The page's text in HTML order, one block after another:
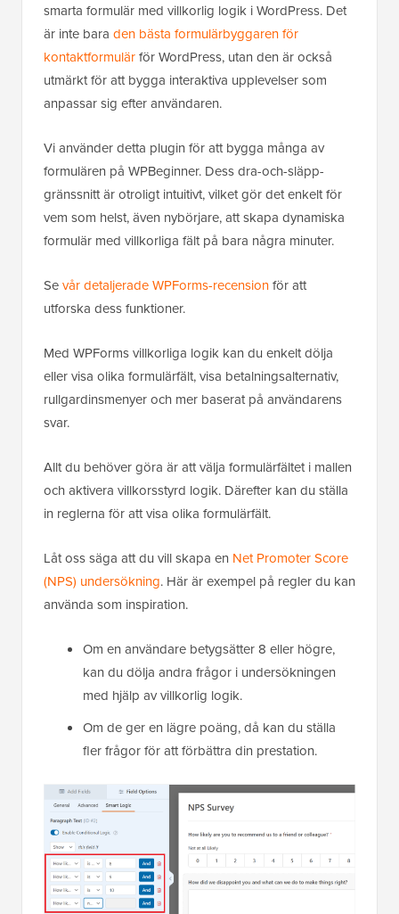
smarta formulär med villkorlig logik i WordPress. Det
är inte bara den bästa formulärbyggaren för
kontaktformulärför WordPress, utan den är också
utmärkt för att bygga interaktiva upplevelser som
anpassar sig efter användaren.
Vi använder detta plugin för att bygga många av
formulären på WPBeginner. Dess dra-och-släpp-
gränssnitt är otroligt intuitivt, vilket gör det enkelt för
vem som helst, även nybörjare, att skapa dynamiska
formulär med villkorliga fält på bara några minuter.
Sevår detaljerade WPForms-recensionför att
utforska dess funktioner.
Med WPForms villkorliga logik kan du enkelt dölja
eller visa olika formulärfält, visa betalningsalternativ,
rullgardinsmenyer och mer baserat på användarens
svar.
Allt du behöver göra är att välja formulärfältet i mallen
och aktivera villkorsstyrd logik. Därefter kan du ställa
in reglerna för att visa olika formulärfält.
Låt oss säga att du vill skapa en Net Promoter Score
(NPS) undersökning. Här är exempel på regler du kan
använda som inspiration.
Om en användare betygsätter 8 eller högre,
kan du dölja andra frågor i undersökningen
med hjälp av villkorlig logik.
Om de ger en lägre poäng, då kan du ställa
fler frågor för att förbättra din prestation.